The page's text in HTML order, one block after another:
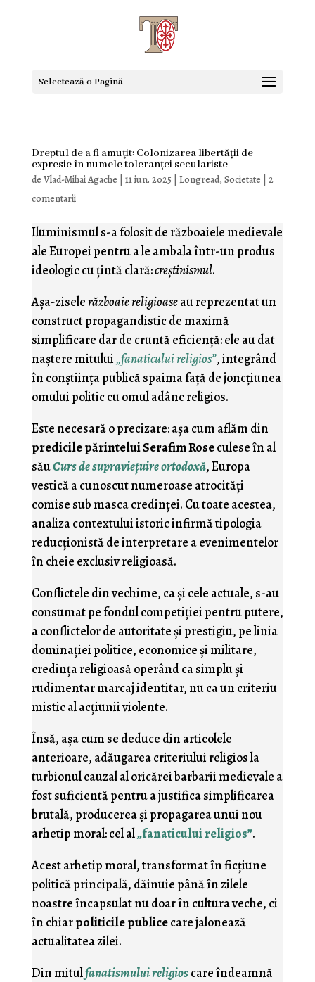
Selectează o Pagină
Dreptul de a fi amuţit: Colonizarea libertății de
expresie în numele toleranței seculariste
de Vlad-Mihai Agache 11 iun. 2025| Longread, Societate
2
comentarii
Iluminismul s-a folosit de războaiele medievale
ale Europei pentru a le ambala într-un produs
ideologic cu ţintă clară:creştinismul.
Aşa-ziselerăzboaie religioaseau reprezentat un
construct propagandistic de maximă
simplificare dar de cruntă eficienţă: ele au dat
naştere mitului„fanaticului religios”, integrând
în conştiinţa publică spaima faţă de joncţiunea
omului politic cu omul adânc religios.
Este necesară o precizare: aşa cum aflăm din
predicile părintelui Serafim Roseculese în al
săuCurs de supravieţuire ortodoxă, Europa
vestică a cunoscut numeroase atrocităţi
comise sub masca credinţei. Cu toate acestea,
analiza contextului istoric infirmă tipologia
reducţionistă de interpretare a evenimentelor
în cheie exclusiv religioasă.
Conflictele din vechime, ca şi cele actuale, s-au
consumat pe fondul competiţiei pentru putere,
a conflictelor de autoritate şi prestigiu, pe linia
dominaţiei politice, economice şi militare,
credinţa religioasă operând ca simplu şi
rudimentar marcaj identitar, nu ca un criteriu
mistic al acţiunii violente.
Însă, aşa cum se deduce din articolele
anterioare, adăugarea criteriului religios la
turbionul cauzal al oricărei barbarii medievale a
fost suficientă pentru a justifica simplificarea
brutală, producerea şi propagarea unui nou
arhetip moral: cel al„fanaticului religios”.
Acest arhetip moral, transformat în ficţiune
politică principală, dăinuie până în zilele
noastre încapsulat nu doar în cultura veche, ci
în chiarpoliticile publicecare jalonează
actualitatea zilei.
Din mitulfanatismului religioscare îndeamnă